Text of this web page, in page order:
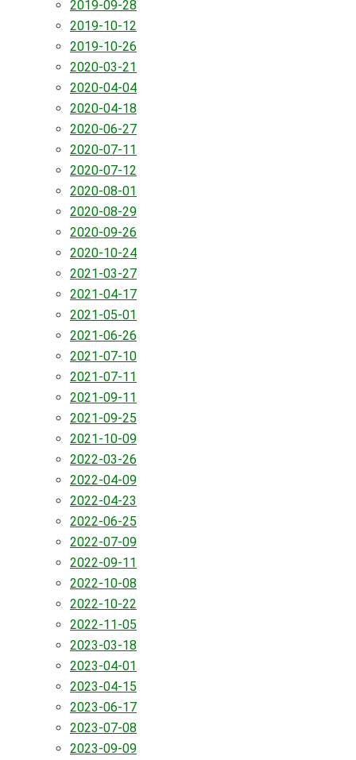
2019-09-28
2019-10-12
2019-10-26
2020-03-21
2020-04-04
2020-04-18
2020-06-27
2020-07-11
2020-07-12
2020-08-01
2020-08-29
2020-09-26
2020-10-24
2021-03-27
2021-04-17
2021-05-01
2021-06-26
2021-07-10
2021-07-11
2021-09-11
2021-09-25
2021-10-09
2022-03-26
2022-04-09
2022-04-23
2022-06-25
2022-07-09
2022-09-11
2022-10-08
2022-10-22
2022-11-05
2023-03-18
2023-04-01
2023-04-15
2023-06-17
2023-07-08
2023-09-09